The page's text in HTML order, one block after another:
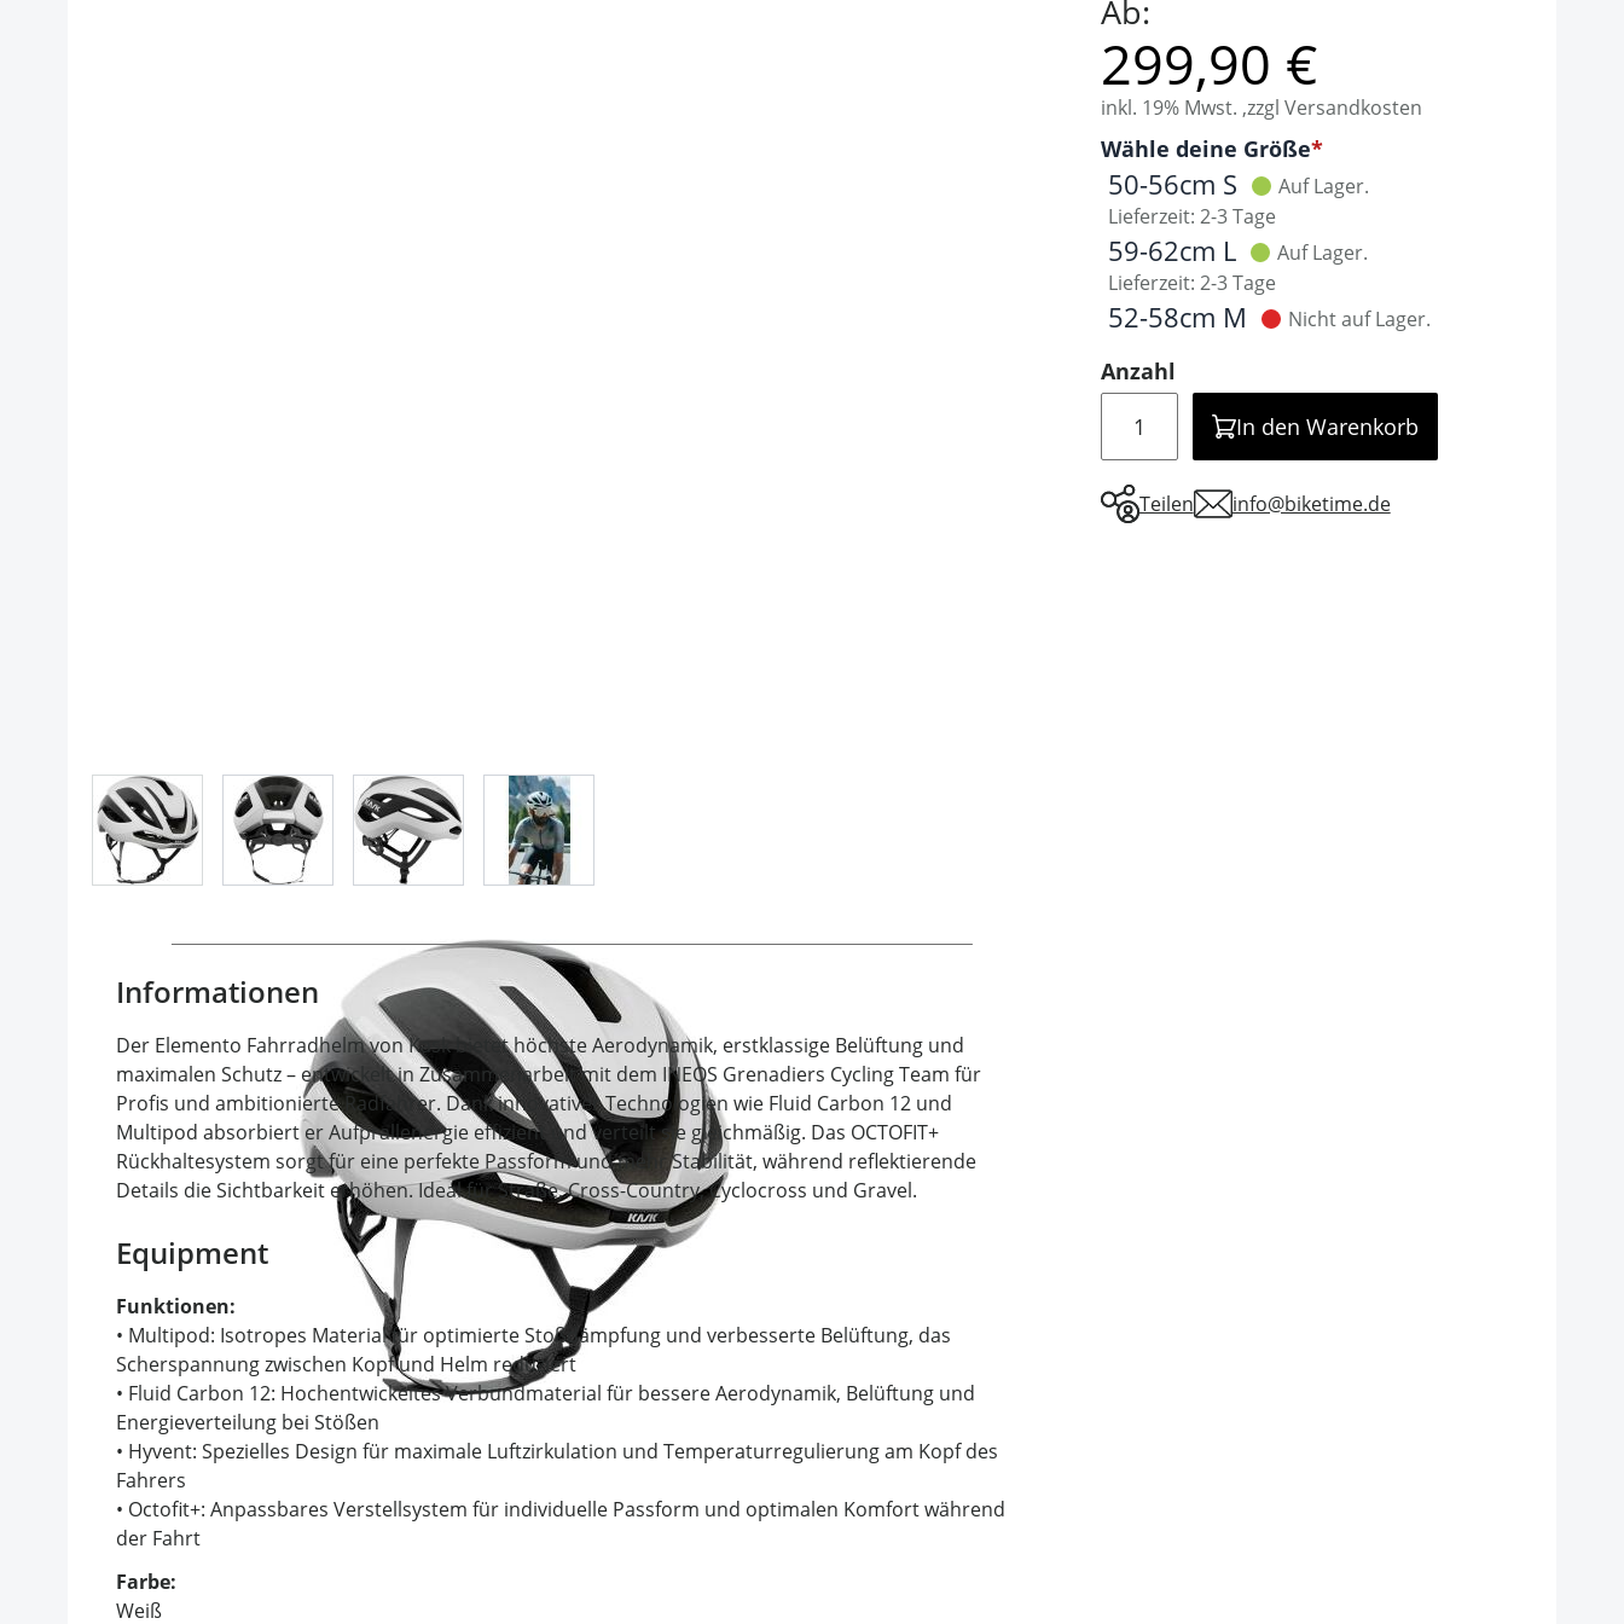
Ab:
299,90 €
inkl. 19% Mwst. ,zzgl Versandkosten
Optionen
Wähle deine Größe
It is required to select one of the available
50-56cm S
Auf Lager.
Lieferzeit: 2-3 Tage
59-62cm L
Auf Lager.
Lieferzeit: 2-3 Tage
52-58cm M Nicht auf Lager.
Anzahl
In den Warenkorb
Teilen info@biketime.de
View larger imageView larger imageView larger imageView larger image
Informationen
Der Elemento Fahrradhelm von Kask bietet höchste Aerodynamik, erstklassige Belüftung und
maximalen Schutz – entwickelt in Zusammenarbeit mit dem INEOS Grenadiers Cycling Team für
Profis und ambitionierte Radfahrer. Dank innovativer Technologien wie Fluid Carbon 12 und
Multipod absorbiert er Aufprallenergie effizient und verteilt sie gleichmäßig. Das OCTOFIT+
Rückhaltesystem sorgt für eine perfekte Passform und mehr Stabilität, während reflektierende
Details die Sichtbarkeit erhöhen. Ideal für Straße, Cross-Country, Cyclocross und Gravel.
Equipment
Funktionen:
• Multipod: Isotropes Material für optimierte Stoßdämpfung und verbesserte Belüftung, das
Scherspannung zwischen Kopf und Helm reduziert
• Fluid Carbon 12: Hochentwickeltes Verbundmaterial für bessere Aerodynamik, Belüftung und
Energieverteilung bei Stößen
• Hyvent: Spezielles Design für maximale Luftzirkulation und Temperaturregulierung am Kopf des
Fahrers
• Octofit+: Anpassbares Verstellsystem für individuelle Passform und optimalen Komfort während
der Fahrt
Farbe:
Weiß